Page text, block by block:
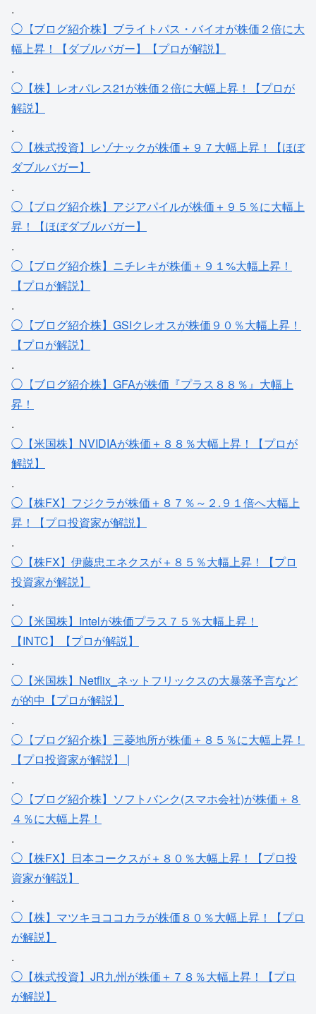
.
◯【ブログ紹介株】ブライトパス・バイオが株価２倍に大
幅上昇！【ダブルバガー】【プロが解説】
.
◯【株】レオパレス21が株価２倍に大幅上昇！【プロが
解説】
.
◯【株式投資】レゾナックが株価＋９７大幅上昇！【ほぼ
ダブルバガー】
.
◯【ブログ紹介株】アジアパイルが株価＋９５％に大幅上
昇！【ほぼダブルバガー】
.
◯【ブログ紹介株】ニチレキが株価＋９１%大幅上昇！
【プロが解説】
.
◯【ブログ紹介株】GSIクレオスが株価９０％大幅上昇！
【プロが解説】
.
◯【ブログ紹介株】GFAが株価『プラス８８％』大幅上
昇！
.
◯【米国株】NVIDIAが株価＋８８％大幅上昇！【プロが
解説】
.
◯【株FX】フジクラが株価＋８７％～２.９１倍へ大幅上
昇！【プロ投資家が解説】
.
◯【株FX】伊藤忠エネクスが＋８５％大幅上昇！【プロ
投資家が解説】
.
◯【米国株】Intelが株価プラス７５％大幅上昇！
【INTC】【プロが解説】
.
◯【米国株】Netflix_ネットフリックスの大暴落予言など
が的中【プロが解説】
.
◯【ブログ紹介株】三菱地所が株価＋８５％に大幅上昇！
【プロ投資家が解説】 |
.
◯【ブログ紹介株】ソフトバンク(スマホ会社)が株価＋８
４％に大幅上昇！
.
◯【株FX】日本コークスが＋８０％大幅上昇！【プロ投
資家が解説】
.
◯【株】マツキヨココカラが株価８０％大幅上昇！【プロ
が解説】
.
◯【株式投資】JR九州が株価＋７８％大幅上昇！【プロ
が解説】